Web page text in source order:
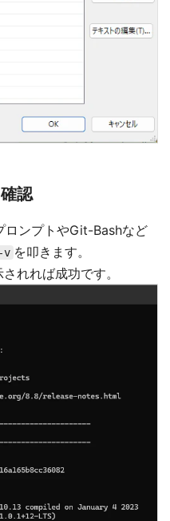
認
ロンプトやGit-Bashなど
v を叩きます。
れれば成功です。